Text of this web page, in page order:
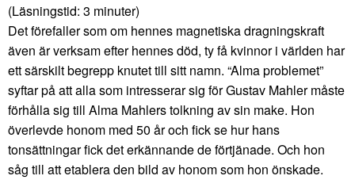
(Läsningstid: 3 minuter)
Det förefaller som om hennes magnetiska dragningskraft
även är verksam efter hennes död, ty få kvinnor i världen har
ett särskilt begrepp knutet till sitt namn. “Alma problemet”
syftar på att alla som intresserar sig för Gustav Mahler måste
förhålla sig till Alma Mahlers tolkning av sin make. Hon
överlevde honom med 50 år och fick se hur hans
tonsättningar fick det erkännande de förtjänade. Och hon
såg till att etablera den bild av honom som hon önskade.